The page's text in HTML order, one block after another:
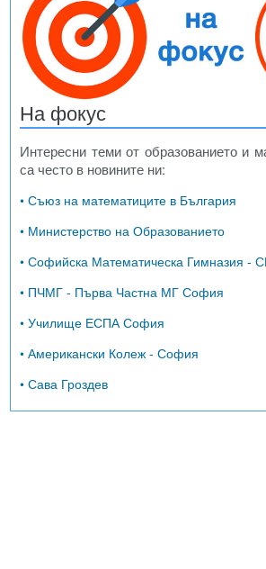
На фокус
Интересни теми от образованието и
са често в новините ни:
• Съюз на математиците в България
• Министерство на Образованието
• Софийска Математическа Гимназия -
• ПЧМГ - Първа Частна МГ София
• Училище ЕСПА София
• Американски Колеж - София
• Сава Гроздев